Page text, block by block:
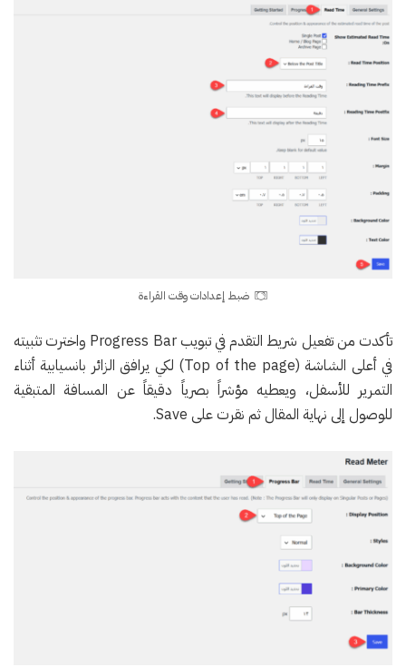
ضبط إعدادات وقت القراءة
تأكدت من تفعيل شريط التقدم في تبويب Progress Bar واخترت تثبيته
في أعلى الشاشة (Top of the page) لكي يرافق الزائر بانسيابية أثناء
التمرير للأسفل، ويعطيه مؤشراً بصرياً دقيقاً عن المسافة المتبقية
للوصول إلى نهاية المقال ثم نقرت على Save.